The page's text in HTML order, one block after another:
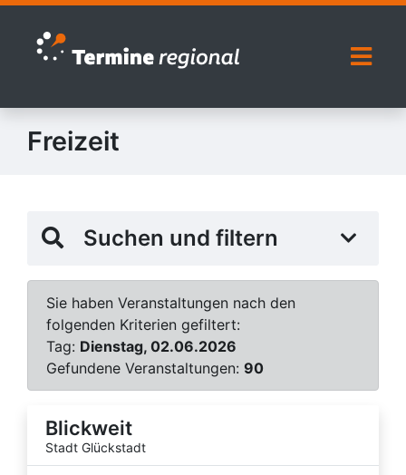
Zur Navigation springen
Zum Inhalt springen
Freizeit
Suchen und filtern
Sie haben Veranstaltungen nach den
folgenden Kriterien gefiltert:
Tag: Dienstag, 02.06.2026
Gefundene Veranstaltungen: 90
Blickweit
Stadt Glückstadt